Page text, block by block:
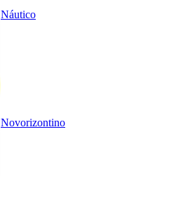
Náutico
Novorizontino